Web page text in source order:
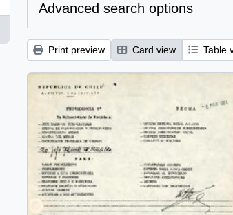
Advanced search options
Print preview Card view Table